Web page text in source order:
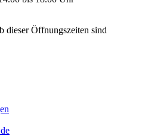
dieser Öffnungszeiten sind